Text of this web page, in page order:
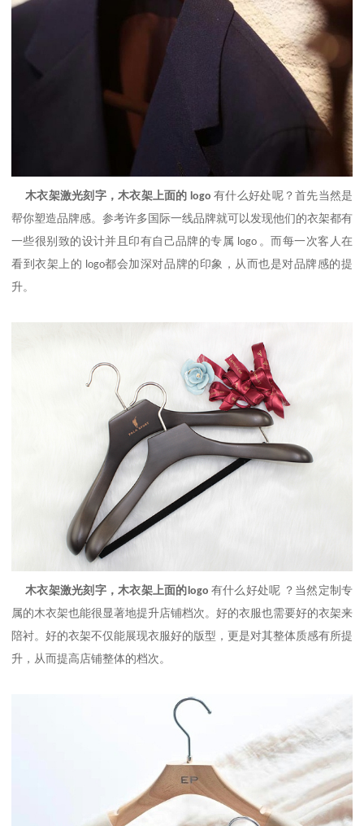
木衣架激光刻字，木衣架上面的 logo 有什么好处呢？首先当然是
帮你塑造品牌感。参考许多国际一线品牌就可以发现他们的衣架都有
一些很别致的设计并且印有自己品牌的专属 logo 。而每一次客人在
看到衣架上的 logo都会加深对品牌的印象，从而也是对品牌感的提
升。
木衣架激光刻字，木衣架上面的logo 有什么好处呢 ？当然定制专
属的木衣架也能很显著地提升店铺档次。好的衣服也需要好的衣架来
陪衬。好的衣架不仅能展现衣服好的版型，更是对其整体质感有所提
升，从而提高店铺整体的档次。